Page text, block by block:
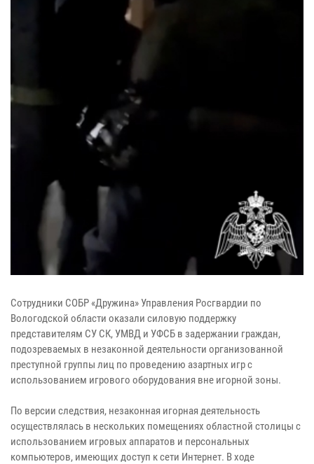
Сотрудники СОБР «Дружина» Управления Росгвардии по
Вологодской области оказали силовую поддержку
представителям СУ СК, УМВД и УФСБ в задержании граждан,
подозреваемых в незаконной деятельности организованной
преступной группы лиц по проведению азартных игр с
использованием игрового оборудования вне игорной зоны.
По версии следствия, незаконная игорная деятельность
осуществлялась в нескольких помещениях областной столицы с
использованием игровых аппаратов и персональных
компьютеров, имеющих доступ к сети Интернет. В ходе